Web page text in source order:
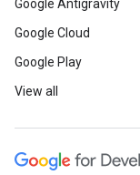
Google Antigravity
Google Cloud
Google Play
View all